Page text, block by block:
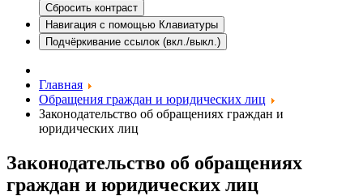
Сбросить контраст
Навигация с помощью Клавиатуры
Подчёркивание ссылок (вкл./выкл.)
Главная
Обращения граждан и юридических лиц
Законодательство об обращениях граждан и
юридических лиц
Законодательство об обращениях
граждан и юридических лиц